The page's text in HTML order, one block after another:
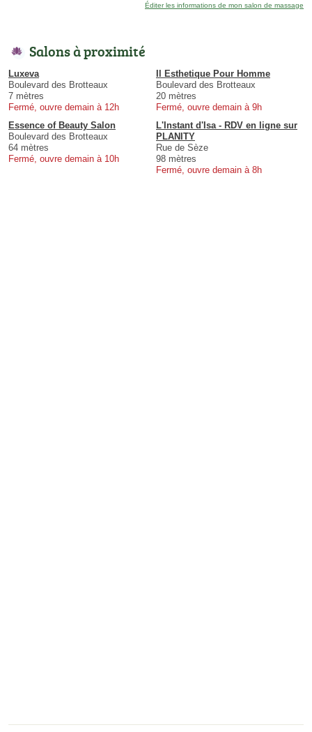
Éditer les informations de mon salon de massage
Salons à proximité
Luxeva
Boulevard des Brotteaux
7 mètres
Fermé, ouvre demain à 12h
Il Esthetique Pour Homme
Boulevard des Brotteaux
20 mètres
Fermé, ouvre demain à 9h
Essence of Beauty Salon
Boulevard des Brotteaux
64 mètres
Fermé, ouvre demain à 10h
L'Instant d'Isa - RDV en ligne sur
PLANITY
Rue de Sèze
98 mètres
Fermé, ouvre demain à 8h